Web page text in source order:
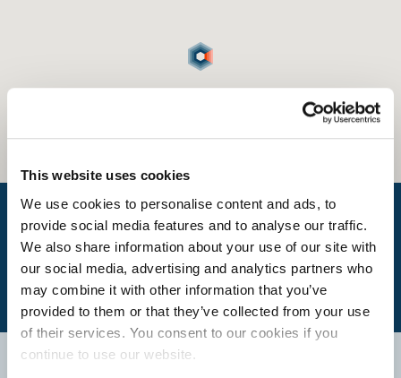
This website uses cookies
We use cookies to personalise content and ads, to
provide social media features and to analyse our traffic.
We also share information about your use of our site with
our social media, advertising and analytics partners who
may combine it with other information that you’ve
provided to them or that they’ve collected from your use
of their services. You consent to our cookies if you
continue to use our website.
Quel est mon itinéraire ?
Notre équipe